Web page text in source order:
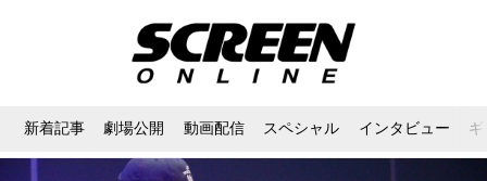
新着記事 劇場公開 動画配信 スペシャル インタビュー